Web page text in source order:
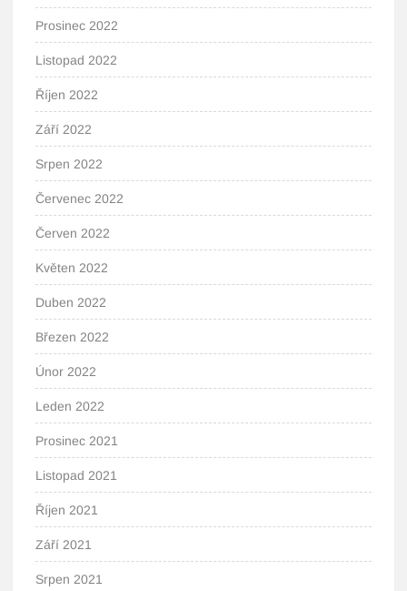
Prosinec 2022
Listopad 2022
Říjen 2022
Září 2022
Srpen 2022
Červenec 2022
Červen 2022
Květen 2022
Duben 2022
Březen 2022
Únor 2022
Leden 2022
Prosinec 2021
Listopad 2021
Říjen 2021
Září 2021
Srpen 2021